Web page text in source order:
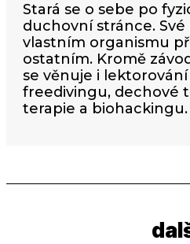
Stará se o sebe po
duchovní stránce.
vlastním organismu
ostatním. Kromě
se věnuje i
freedivingu, dechové
terapie a biohackingu.